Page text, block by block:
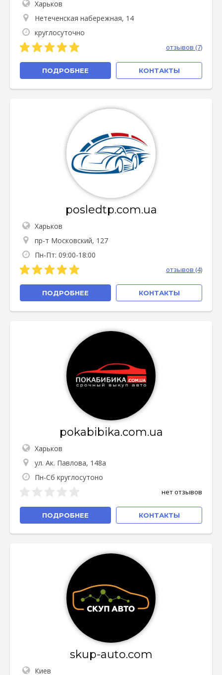
Харьков
Нетеченская набережная, 14
круглосуточно
отзывов (7)
ПОДРОБНЕЕ КОНТАКТЫ
posledtp.com.ua
Харьков
пр-т Московский, 127
Пн-Пт: 09:00-18:00
отзывов (4)
ПОДРОБНЕЕ КОНТАКТЫ
pokabibika.com.ua
Харьков
ул. Ак. Павлова, 148а
Пн-Сб круглосутоно
нет отзывов
ПОДРОБНЕЕ КОНТАКТЫ
skup-auto.com
Киев